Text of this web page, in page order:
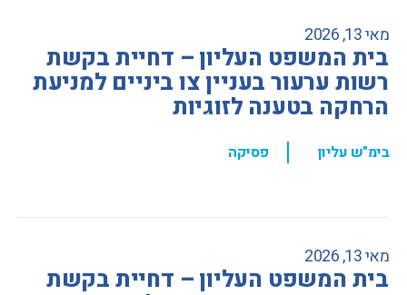
מאי 13, 2026
בית המשפט העליון – דחיית בקשת
רשות ערעור בעניין צו ביניים למניעת
הרחקה בטענה לזוגיות
בימ"ש עליון , פסיקה
מאי 13, 2026
בית המשפט העליון – דחיית בקשת